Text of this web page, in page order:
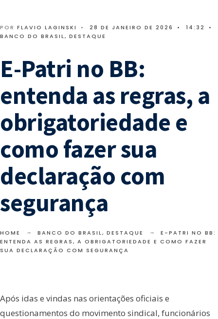
POR FLAVIO LAGINSKI • 28 DE JANEIRO DE 2026 • 14:32
•
BANCO DO BRASIL, DESTAQUE
E-Patri no BB:
entenda as regras, a
obrigatoriedade e
como fazer sua
declaração com
segurança
HOME BANCO DO BRASIL, DESTAQUE
E-PATRI NO BB:
ENTENDA AS REGRAS, A OBRIGATORIEDADE E COMO FAZER
SUA DECLARAÇÃO COM SEGURANÇA
Após idas e vindas nas orientações oficiais e
questionamentos do movimento sindical, funcionários